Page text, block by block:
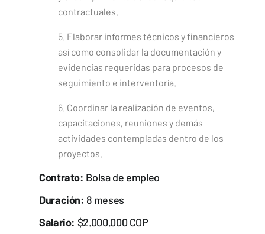
contractuales.
5. Elaborar informes técnicos y financieros
así como consolidar la documentación y
evidencias requeridas para procesos de
seguimiento e interventoría.
6. Coordinar la realización de eventos,
capacitaciones, reuniones y demás
actividades contempladas dentro de los
proyectos.
Contrato: Bolsa de empleo
Duración: 8 meses
Salario: $2.000.000 COP